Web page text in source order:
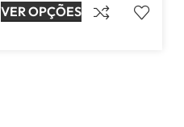
VER OPÇÕES